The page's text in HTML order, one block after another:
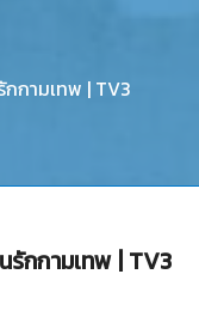
กามเทพ | TV3
กกามเทพ | TV3